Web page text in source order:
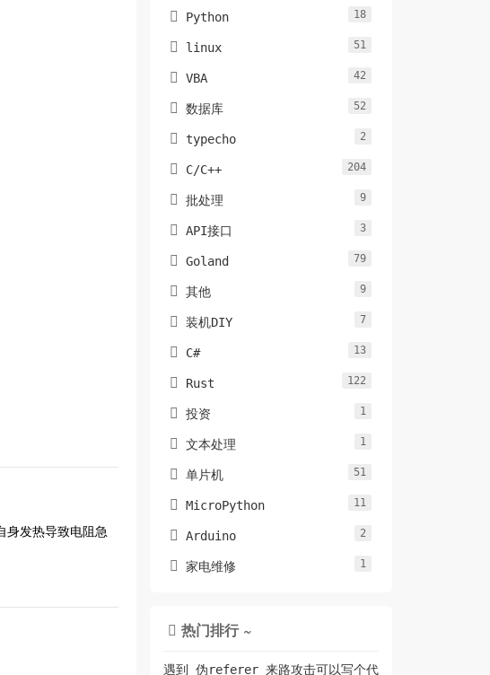
身发热导致电阻急
 Python 18
 linux 51
 VBA 42
 数据库 52
 typecho 2
 C/C++ 204
 批处理 9
 API接口 3
 Goland 79
 其他 9
 装机DIY 7
 C# 13
 Rust 122
 投资 1
 文本处理 1
 单片机 51
 MicroPython 11
 Arduino 2
 家电维修 1
 热门排行 ~
遇到 伪referer 来路攻击可以写个代